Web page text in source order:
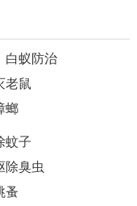
白蚁防治
老鼠
螂
蚊子
除臭虫
蚤